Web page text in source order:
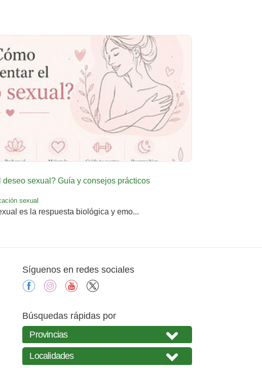
deseo sexual? Guía y consejos prácticos
sexual
es la respuesta biológica y emo...
Síguenos en redes sociales
facebookinstagramyoutube
Búsquedas rápidas por